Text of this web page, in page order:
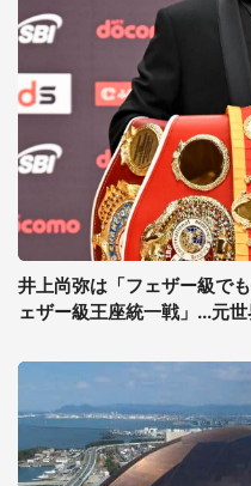
井上尚弥は「フェザー級で
ェザー級王座統一戦」...元